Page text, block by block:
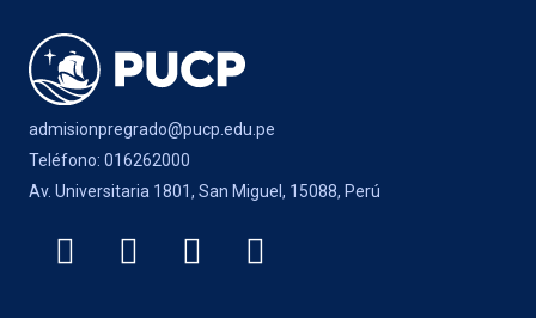
admisionpregrado@pucp.edu.pe
Teléfono: 016262000
Av. Universitaria 1801, San Miguel, 15088, Perú